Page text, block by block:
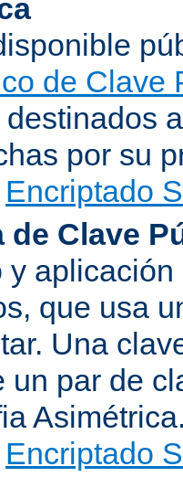
de Clave
por su
Encriptado
de Clave
y
que usa
Una
un par de
Encriptado